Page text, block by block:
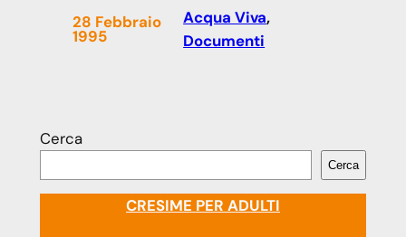
28 Febbraio
1995
Acqua Viva
Documenti
Cerca
Cerca
CRESIME PER ADULTI